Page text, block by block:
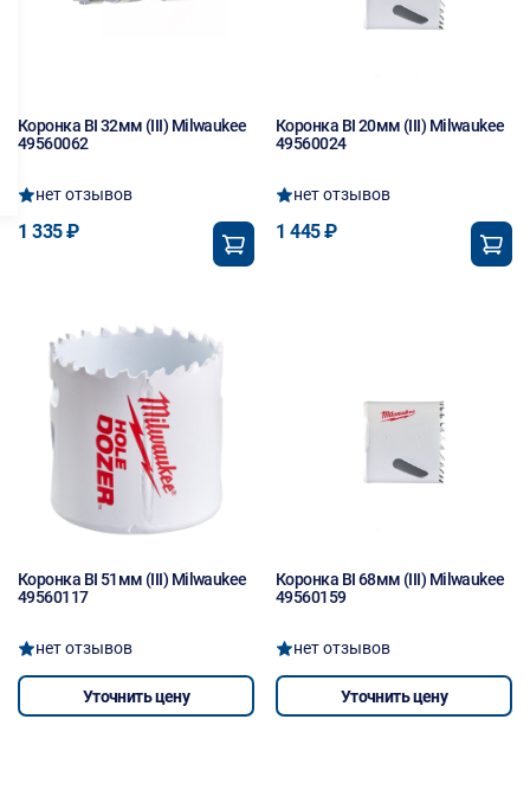
Коронка BI 32мм (III) Milwaukee
49560062
нет отзывов
1 335 ₽
Коронка BI 20мм (III) Milwaukee
49560024
нет отзывов
1 445 ₽
Коронка BI 51мм (III) Milwaukee
49560117
нет отзывов
Уточнить цену
Коронка BI 68мм (III) Milwaukee
49560159
нет отзывов
Уточнить цену